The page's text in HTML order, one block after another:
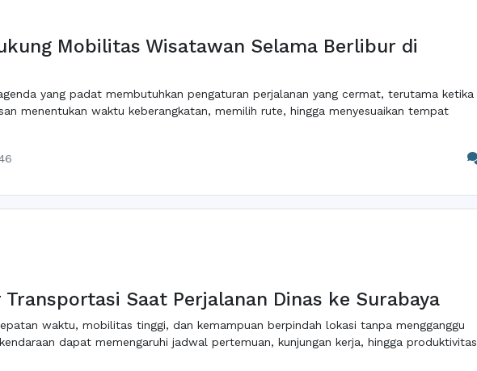
Mobilitas Wisatawan Selama Berlibur di
yang padat membutuhkan pengaturan perjalanan yang cermat, terutama ketika
menentukan waktu keberangkatan, memilih rute, hingga menyesuaikan tempat
Saat Perjalanan Dinas ke Surabaya
waktu, mobilitas tinggi, dan kemampuan berpindah lokasi tanpa mengganggu
dapat memengaruhi jadwal pertemuan, kunjungan kerja, hingga produktivitas